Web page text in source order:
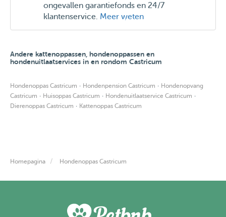
hond van dezelfde eigenaar 50% korting.
zijn dan 24 uur, dan rekenen we hiervoor gewoon
Katten oppas: bezoek van 30min €20
Stap 1 na een aanvraag is even bellen om het e.e.a. van
beide kanten een goede match is.
ongevallen garantiefonds en 24/7
klantenservice. Meer weten
Andere kattenoppassen, hondenoppassen en
hondenuitlaatservices in en rondom Castricum
Hondenoppas Castricum · Hondenpension Castricum · Hondenopvang
Castricum · Huisoppas Castricum · Hondenuitlaatservice Castricum ·
Dierenoppas Castricum · Kattenoppas Castricum
Homepagina Hondenoppas Castricum